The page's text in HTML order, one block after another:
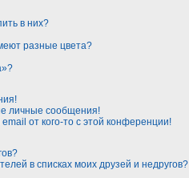
в них?
разные цвета?
личные сообщения!
от кого-то с этой конференции!
в списках моих друзей и недругов?